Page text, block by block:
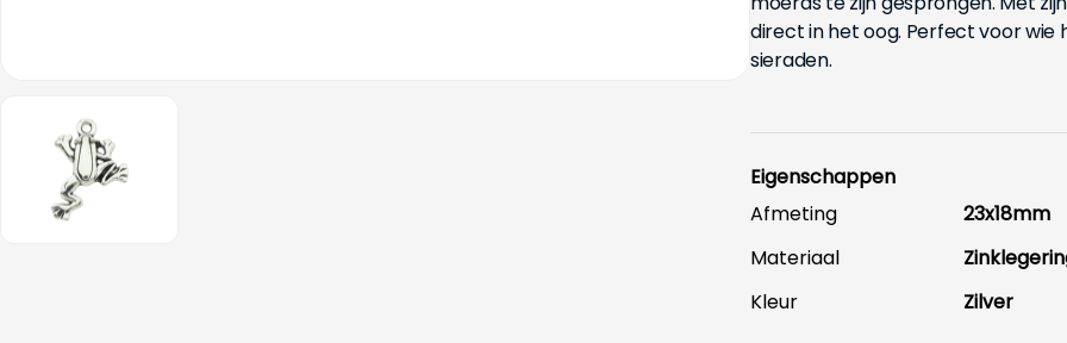
direct in het oog. Perfect voor wie
sieraden.
Eigenschappen
Afmeting
23x18mm
Materiaal
Kleur
Zilver